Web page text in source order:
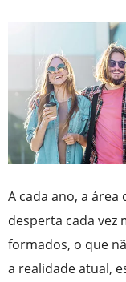
A cada ano, a área
desperta cada vez
formados, o que
a realidade atual,